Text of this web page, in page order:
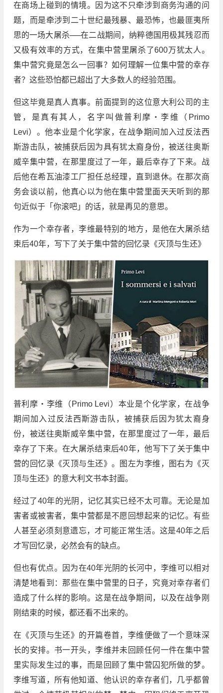
在商场上碰到的情境。因为这不只牵涉到商务沟通的问
题，而是牵涉到二十世纪最残暴、最恐怖，也最匪夷所
思的一场大屠杀──在二战期间，纳粹德国用极其残忍而
又极有效率的方式，在集中营里屠杀了600万犹太人。
集中营究竟是怎么一回事？如何理解一位集中营的幸存
者？这些恐怕都已超出了大多数人的经验范围。
但这毕竟是真人真事。前面提到的这位意大利公司的主
管，是真有其人，名字叫做普利摩・李维（Primo
Levi）。他本业是个化学家，在战争期间加入过反法西
斯游击队，被捕获后因为具有犹太裔身份，被送往奥斯
威辛集中营，在那里度过了一年，最后幸存了下来。战
后他在希瓦油漆工厂担任总经理，直到退休。在那次商
务会谈以前，他真心以为他在集中营里面天天听到的那
句近似于「你滚吧」的话，就是再见的意思。
作为一个幸存者，李维最特别的地方，是他在大屠杀结
束后40年，写下了关于集中营的回忆录《灭顶与生还》
普利摩・李维（Primo Levi）本业是个化学家，在战争
期间加入过反法西斯游击队，被捕获后因为犹太裔身
份，被送往奥斯威辛集中营，在那里度过了一年，最后
幸存了下来。在大屠杀结束后40年，他写下了关于集中
营的回忆录《灭顶与生还》。图左为李维，图右为《灭
顶与生还》的意大利文书本封面。
经过了40年的光阴，记忆其实已经不太可靠。无论是加
害者或被害者，集中营都是不愿回想起来的记忆。有些
人甚至必须刻意遗忘，才可能正常生活。这是40年之后
才写回忆录，必然会有的缺点。
但也有优点。因为在40年光阴的长河中，李维可以相对
清楚地看到：那些在集中营里的日子，究竟对幸存者们
造成了什么样的影响。这是在战争期间，以及在战争刚
刚结束的时候，都还看不出来的。
在《灭顶与生还》的开篇卷首，李维便做了一个意味深
长的安排。书一开头，李维并未回顾任何一件在集中营
里实际发生过的事，而是回顾了集中营囚犯所做的梦。
李维写道，所有他知道、他认识的幸存者们，几乎都曾